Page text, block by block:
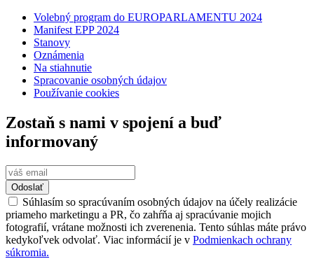
Volebný program do EUROPARLAMENTU 2024
Manifest EPP 2024
Stanovy
Oznámenia
Na stiahnutie
Spracovanie osobných údajov
Používanie cookies
Zostaň s nami v spojení a buď
informovaný
Odoslať
Súhlasím so spracúvaním osobných údajov na účely realizácie
priameho marketingu a PR, čo zahŕňa aj spracúvanie mojich
fotografií, vrátane možnosti ich zverenenia. Tento súhlas máte právo
kedykoľvek odvolať. Viac informácií je v Podmienkach ochrany
súkromia.